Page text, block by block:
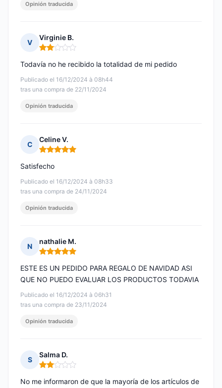
Opinión traducida
V
Virginie B.
Nota: 2 de 5
Publicado el 16/12/2024 à 08h44
tras una compra de 22/11/2024
Todavía no he recibido la totalidad de mi pedido
Opinión traducida
C
Celine V.
Nota: 5 de 5
Publicado el 16/12/2024 à 08h33
tras una compra de 24/11/2024
Satisfecho
Opinión traducida
N
nathalie M.
Nota: 5 de 5
Publicado el 16/12/2024 à 06h31
tras una compra de 23/11/2024
ESTE ES UN PEDIDO PARA REGALO DE NAVIDAD ASI
QUE NO PUEDO EVALUAR LOS PRODUCTOS TODAVIA
Opinión traducida
S
Salma D.
Nota: 2 de 5
No me informaron de que la mayoría de los artículos de